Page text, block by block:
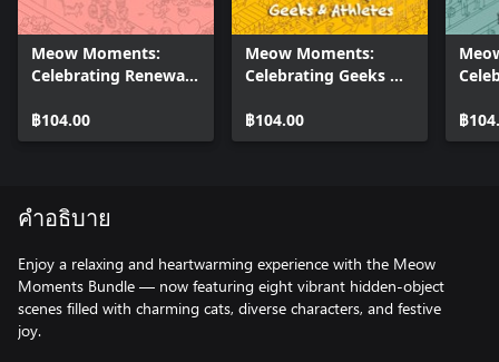
Meow Moments:
Celebrating Renewal
฿104.00
Meow Moments:
Celebrating Geeks &
฿104.00
฿
คำอธิบาย
Enjoy a relaxing and heartwarming experience with the Meow
Moments Bundle — now featuring eight vibrant hidden-object
scenes filled with charming cats, diverse characters, and festive
joy.